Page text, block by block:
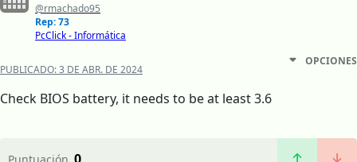
@rmachado95
Rep: 73
PcClick - Informática
PUBLICADO:3 DE ABR. DE 2024
OPCIONES
Check BIOS battery, it needs to be at least 3.6